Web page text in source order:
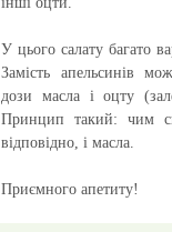
У цього салату багато
Замість апельсинів
дози масла і оцту
Принцип такий: чим
відповідно, і масла.
Приємного апетиту!